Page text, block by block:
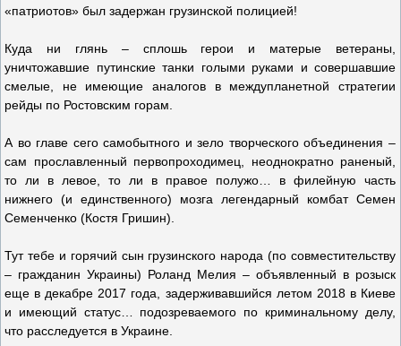
«патриотов» был задержан грузинской полицией!
Куда ни глянь – сплошь герои и матерые ветераны,
уничтожавшие путинские танки голыми руками и совершавшие
смелые, не имеющие аналогов в междупланетной стратегии
рейды по Ростовским горам.
А во главе сего самобытного и зело творческого объединения –
сам прославленный первопроходимец, неоднократно раненый,
то ли в левое, то ли в правое полужо… в филейную часть
нижнего (и единственного) мозга легендарный комбат Семен
Семенченко (Костя Гришин).
Тут тебе и горячий сын грузинского народа (по совместительству
– гражданин Украины) Роланд Мелия – объявленный в розыск
еще в декабре 2017 года, задерживавшийся летом 2018 в Киеве
и имеющий статус… подозреваемого по криминальному делу,
что расследуется в Украине.